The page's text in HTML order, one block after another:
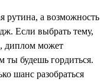
рутина, а возможность
Если выбрать тему,
диплом может
ты будешь гордиться.
шанс разобраться